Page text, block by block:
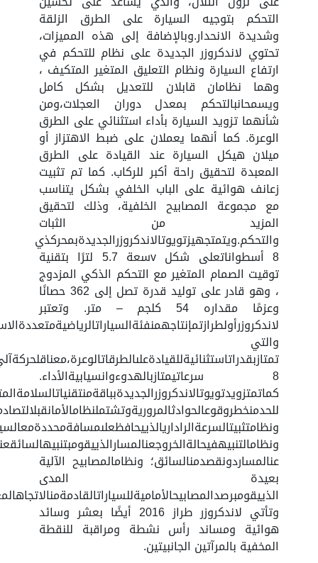
التحكم بتوجيه السيارة على الطرق الزلقة
وشديدة الانحدار.وبالإضافة إلى هذه المميزات،
تحتوي لاندكروزر الجديدة على نظام للتحكم في
ارتفاع السيارة ونظام التعليق المتغير المتكيف ،
وهما نظامان قابلان للتعديل بشكل كامل
ويسمحانبالتحكم بمعدل دوران العجلات،ومن
شأنهما تزويد السيارة بأداء استثنائي على الطرق
الوعرة. كما أنهما يعملان على ضبط الاهتزاز أو
ميلان هيكل السيارة عند القيادة على الطرق
المعبدة لتحقيق راحة أكبر للركاب. كما تم تثبيت
زعانف هوائية على الباب الخلفي بشكل يتناسب
مع مجموعة المصابيح الخلفية، وذلك لتحقيق
المزيد من الثبات
والتحكم.ويتمتجهيزتويوتالاندكروزرالجديدةبمحركذي
8 أسطواناتعلى شكل vسعة 5.7 لترًا بتقنية
توقيت الصمام المتغير مع التحكم الذكي المزدوج
، وهو قادر على توليد قدرة تصل إلى 362 حصانًا
وعزمًا مقداره 54 كلجم – متر. وتعتبر
والتي
8 سرعاتيمتازبالهدوءوانسيابيةالأداء.
عنالمساردونقصدمنالسائق؛ ونظامالمصابيح الآلية
بعيدة المدى
وتأتي لاندكروزر طراز 2016 أيضًا بعشر وسائد
هوائية ومساند رأس نشطة ومراقبة للنقطة
المخفية بالمرآتين الجانبيتين.